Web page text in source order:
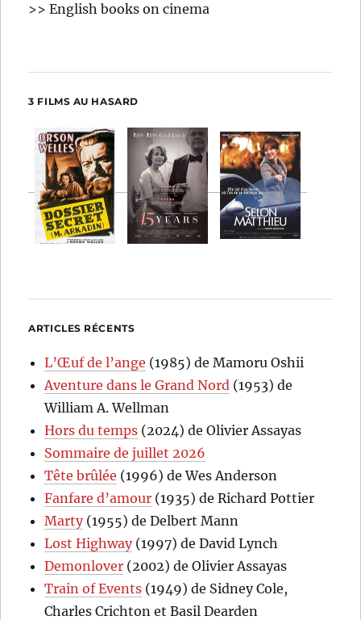
>> English books on cinema
3 FILMS AU HASARD
ARTICLES RÉCENTS
L’Œuf de l’ange (1985) de Mamoru Oshii
Aventure dans le Grand Nord (1953) de
William A. Wellman
Hors du temps (2024) de Olivier Assayas
Sommaire de juillet 2026
Tête brûlée (1996) de Wes Anderson
Fanfare d’amour (1935) de Richard Pottier
Marty(1955) de Delbert Mann
Lost Highway(1997) de David Lynch
Demonlover (2002) de Olivier Assayas
Train of Events (1949) de Sidney Cole,
Charles Crichton et Basil Dearden